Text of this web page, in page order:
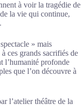
à voir la tragédie de
la vie qui continue,
» mais
ces grands sacrifiés de
l’humanité profonde
que l’on découvre à
l’atelier théâtre de la